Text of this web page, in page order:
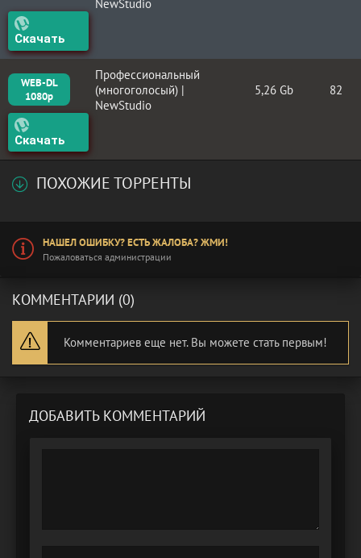
NewStudio
Скачать
WEB-DL
1080p
Профессиональный
(многоголосый) |
NewStudio
5,26 Gb 82
Скачать
ПОХОЖИЕ ТОРРЕНТЫ
НАШЕЛ ОШИБКУ? ЕСТЬ ЖАЛОБА? ЖМИ!
Пожаловаться администрации
КОММЕНТАРИИ (0)
Комментариев еще нет. Вы можете стать первым!
ДОБАВИТЬ КОММЕНТАРИЙ